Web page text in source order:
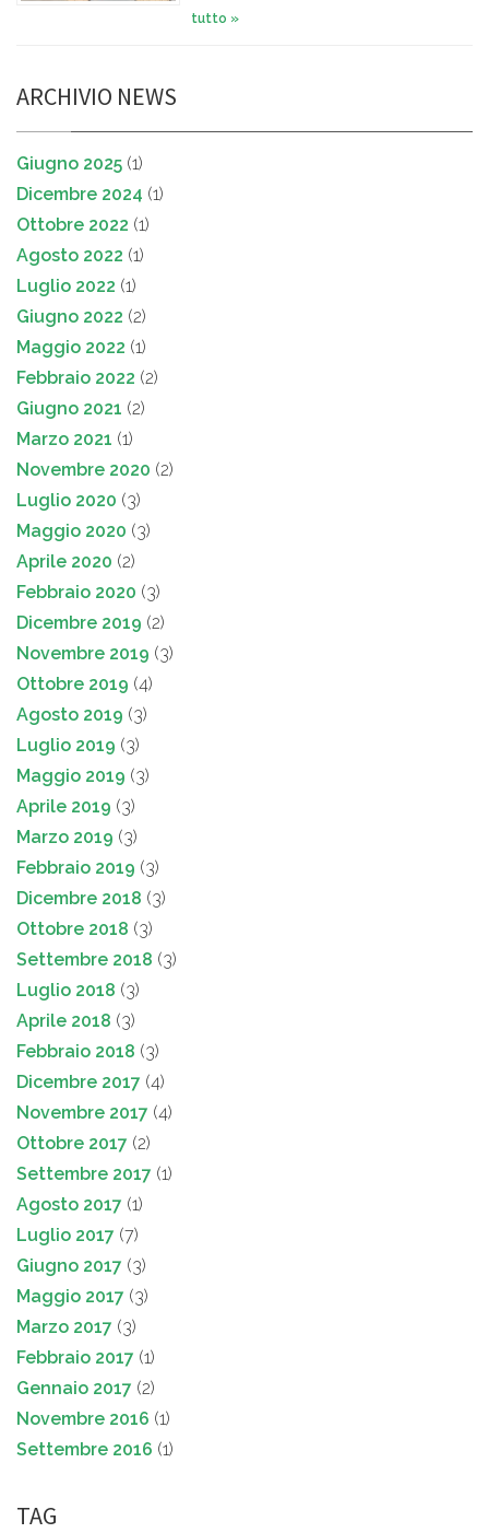
tutto »
ARCHIVIO NEWS
Giugno 2025 (1)
Dicembre 2024 (1)
Ottobre 2022 (1)
Agosto 2022 (1)
Luglio 2022 (1)
Giugno 2022 (2)
Maggio 2022 (1)
Febbraio 2022 (2)
Giugno 2021 (2)
Marzo 2021 (1)
Novembre 2020 (2)
Luglio 2020 (3)
Maggio 2020 (3)
Aprile 2020 (2)
Febbraio 2020 (3)
Dicembre 2019 (2)
Novembre 2019 (3)
Ottobre 2019 (4)
Agosto 2019 (3)
Luglio 2019 (3)
Maggio 2019 (3)
Aprile 2019 (3)
Marzo 2019 (3)
Febbraio 2019 (3)
Dicembre 2018 (3)
Ottobre 2018 (3)
Settembre 2018 (3)
Luglio 2018 (3)
Aprile 2018 (3)
Febbraio 2018 (3)
Dicembre 2017 (4)
Novembre 2017 (4)
Ottobre 2017 (2)
Settembre 2017 (1)
Agosto 2017 (1)
Luglio 2017 (7)
Giugno 2017 (3)
Maggio 2017 (3)
Marzo 2017 (3)
Febbraio 2017 (1)
Gennaio 2017 (2)
Novembre 2016 (1)
Settembre 2016 (1)
TAG